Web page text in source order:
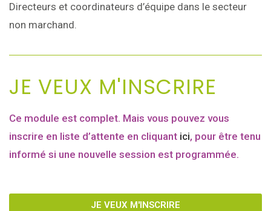
Directeurs et coordinateurs d’équipe dans le secteur
non marchand.
JE VEUX M'INSCRIRE
Ce module est complet. Mais vous pouvez vous
inscrire en liste d’attente en cliquant ici, pour être tenu
informé si une nouvelle session est programmée.
JE VEUX M'INSCRIRE